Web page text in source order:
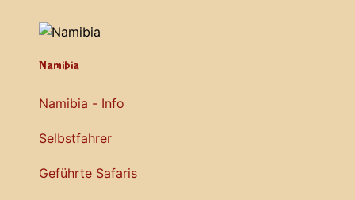
Namibia
Namibia - Info
Selbstfahrer
Geführte Safaris